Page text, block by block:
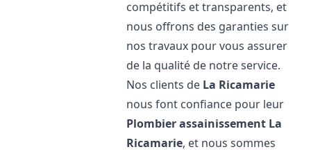
compétitifs et transparents, et
nous offrons des garanties sur
nos travaux pour vous assurer
de la qualité de notre service.
Nos clients de La Ricamarie
nous font confiance pour leur
Plombier assainissement La
Ricamarie, et nous sommes